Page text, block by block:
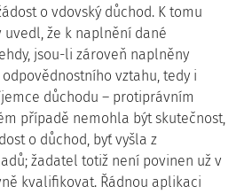
o vdovský důchod. K tomu
že k naplnění dané
jsou-li zároveň naplněny
vztahu, tedy i
důchodu – protiprávním
případě nemohla být skutečnost,
o důchod, byť vyšla z
žadatel totiž není povinen už v
kvalifikovat. Řádnou aplikaci